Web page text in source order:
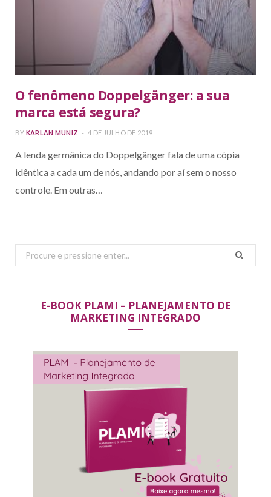
O fenômeno Doppelgänger: a sua
marca está segura?
BY KARLAN MUNIZ 4 DE JULHO DE 2019
A lenda germânica do Doppelgänger fala de uma cópia
idêntica a cada um de nós, andando por aí sem o nosso
controle. Em outras…
Search
for:
E-BOOK PLAMI – PLANEJAMENTO DE
MARKETING INTEGRADO